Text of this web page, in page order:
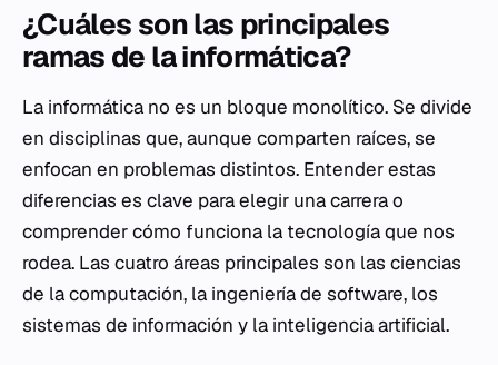
¿Cuáles son las principales
ramas de la informática?
La informática no es un bloque monolítico. Se divide
en disciplinas que, aunque comparten raíces, se
enfocan en problemas distintos. Entender estas
diferencias es clave para elegir una carrera o
comprender cómo funciona la tecnología que nos
rodea. Las cuatro áreas principales son las ciencias
de la computación, la ingeniería de software, los
sistemas de información y la inteligencia artificial.